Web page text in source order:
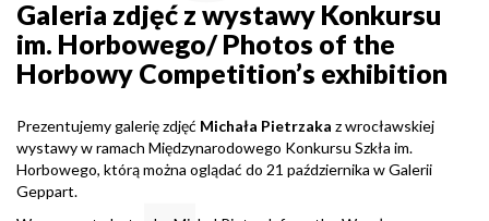
Galeria zdjęć z wystawy Konkursu
im. Horbowego/ Photos of the
Horbowy Competition’s exhibition
Prezentujemy galerię zdjęć Michała Pietrzaka z wrocławskiej
wystawy w ramach Międzynarodowego Konkursu Szkła im.
Horbowego, którą można oglądać do 21 października w Galerii
Geppart.